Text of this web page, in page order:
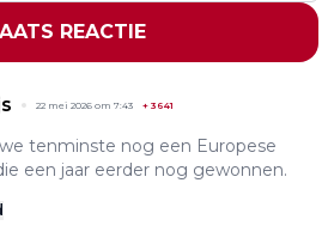
REACTIE
22 mei 2026 om 7:43 + 3641
tenminste nog een Europese
een jaar eerder nog gewonnen.